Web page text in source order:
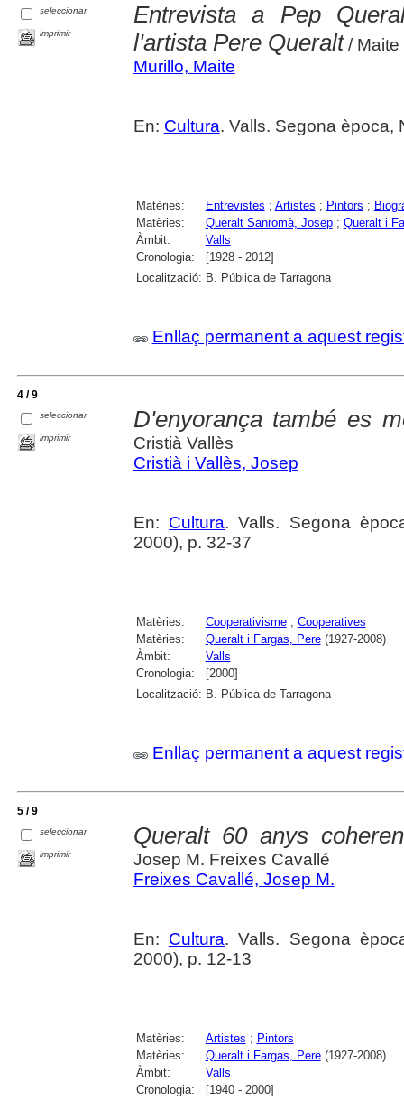
seleccionar
imprimir
Entrevista a Pep
l'artista Pere Queralt/ Maite
Murillo, Maite
En: Cultura. Valls. Segona època,
Matèries: Entrevistes ; Artistes ; Pintors ;
Matèries:
Queralt Sanromà, Josep; Queralt i
Àmbit:
Valls
Cronologia:
[1928 - 2012]
Localització: B. Pública de Tarragona
Enllaç permanent a aquest
4 / 9
seleccionar
imprimir
D'enyorança també es
Cristià Vallès
Cristià i Vallès, Josep
En: Cultura. Valls. Segona
2000), p. 32-37
Matèries: Cooperativisme; Cooperatives
Matèries:
Queralt i Fargas, Pere(1927-2008)
Àmbit:
Valls
Cronologia:
[2000]
Localització: B. Pública de Tarragona
Enllaç permanent a aquest
5 / 9
seleccionar
imprimir
Queralt 60 anys
Josep M. Freixes Cavallé
Freixes Cavallé, Josep M.
En: Cultura. Valls. Segona
2000), p. 12-13
Matèries: Artistes ; Pintors
Matèries:
Queralt i Fargas, Pere(1927-2008)
Àmbit:
Valls
Cronologia:
[1940 - 2000]